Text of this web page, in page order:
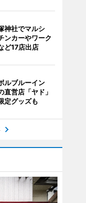
神社でマルシ
カーやワーク
ど17店出店
ルブルーイン
直営店「ヤド」
定グッズも